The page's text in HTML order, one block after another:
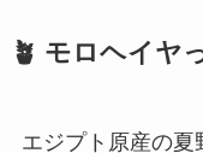
🪴 モロヘイヤ
エジプト原産の夏